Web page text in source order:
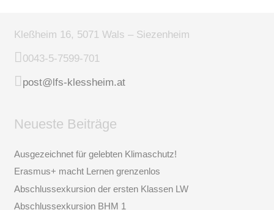
Kleßheim 16, 5071 Wals – Siezenheim
0043-5-7599-701
post@lfs-klessheim.at
Neueste Beiträge
Ausgezeichnet für gelebten Klimaschutz!
Erasmus+ macht Lernen grenzenlos
Abschlussexkursion der ersten Klassen LW
Abschlussexkursion BHM 1